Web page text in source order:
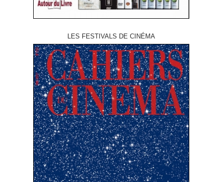
LES FESTIVALS DE CINÉMA